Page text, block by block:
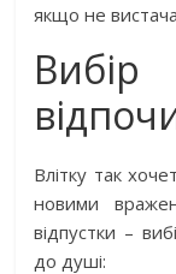
якщо не
Влітку так
новими
відпустки –
до душі: